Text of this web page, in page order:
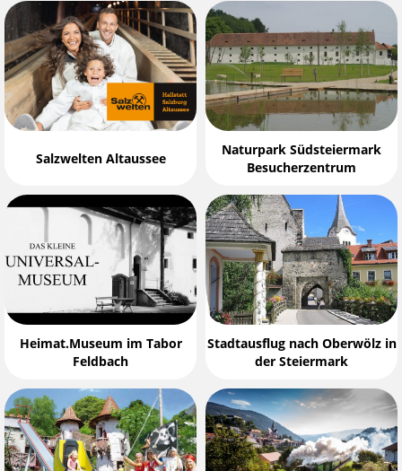
Salzwelten Altaussee
Naturpark Südsteiermark
Besucherzentrum
Heimat.Museum im Tabor
Feldbach
Stadtausflug nach Oberwölz in
der Steiermark